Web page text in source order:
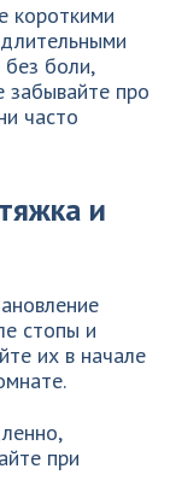
короткими
боли,
забывайте про
часто
и
стопы и
их в начале
при